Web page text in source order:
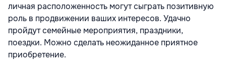
личная расположенность могут сыграть позитивную
роль в продвижении ваших интересов. Удачно
пройдут семейные мероприятия, праздники,
поездки. Можно сделать неожиданное приятное
приобретение.